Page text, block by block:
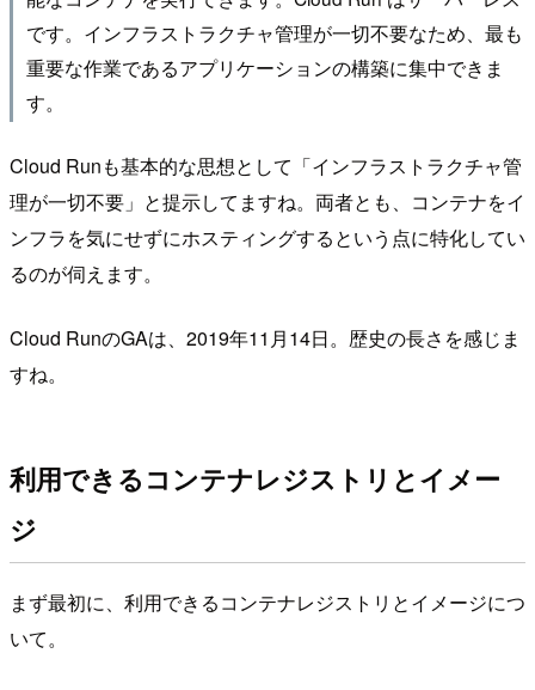
です。インフラストラクチャ管理が一切不要なため、最も
重要な作業であるアプリケーションの構築に集中できま
す。
Cloud Runも基本的な思想として「インフラストラクチャ管
理が一切不要」と提示してますね。両者とも、コンテナをイ
ンフラを気にせずにホスティングするという点に特化してい
るのが伺えます。
Cloud RunのGAは、2019年11月14日。歴史の長さを感じま
すね。
利用できるコンテナレジストリとイメー
ジ
まず最初に、利用できるコンテナレジストリとイメージにつ
いて。